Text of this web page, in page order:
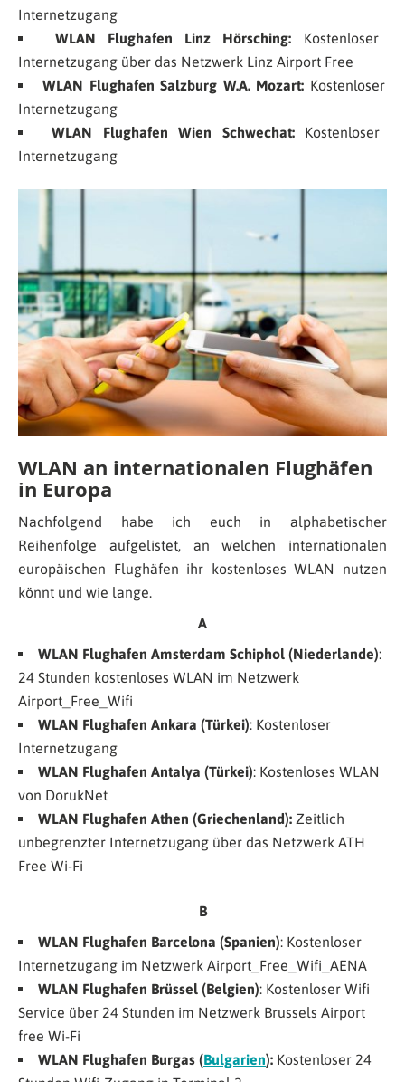
Internetzugang
WLAN Flughafen Linz Hörsching: Kostenloser
Internetzugang über das Netzwerk Linz Airport Free
WLAN Flughafen Salzburg W.A. Mozart: Kostenloser
Internetzugang
WLAN Flughafen Wien Schwechat: Kostenloser
Internetzugang
WLAN an internationalen Flughäfen
in Europa
Nachfolgend habe ich euch in alphabetischer
Reihenfolge aufgelistet, an welchen internationalen
europäischen Flughäfen ihr kostenloses WLAN nutzen
könnt und wie lange.
A
WLAN Flughafen Amsterdam Schiphol (Niederlande):
24 Stunden kostenloses WLAN im Netzwerk
Airport_Free_Wifi
WLAN Flughafen Ankara (Türkei): Kostenloser
Internetzugang
WLAN Flughafen Antalya (Türkei): Kostenloses WLAN
von DorukNet
WLAN Flughafen Athen (Griechenland): Zeitlich
unbegrenzter Internetzugang über das Netzwerk ATH
Free Wi-Fi
B
WLAN Flughafen Barcelona (Spanien): Kostenloser
Internetzugang im Netzwerk Airport_Free_Wifi_AENA
WLAN Flughafen Brüssel (Belgien): Kostenloser Wifi
Service über 24 Stunden im Netzwerk Brussels Airport
free Wi-Fi
WLAN Flughafen Burgas (Bulgarien): Kostenloser 24